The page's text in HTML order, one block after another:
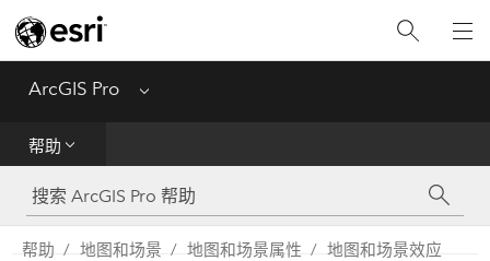
ArcGIS Pro Menu
帮助
工具参考
Python
帮助 地图和场景 地图和场景属性 地图和场景效应